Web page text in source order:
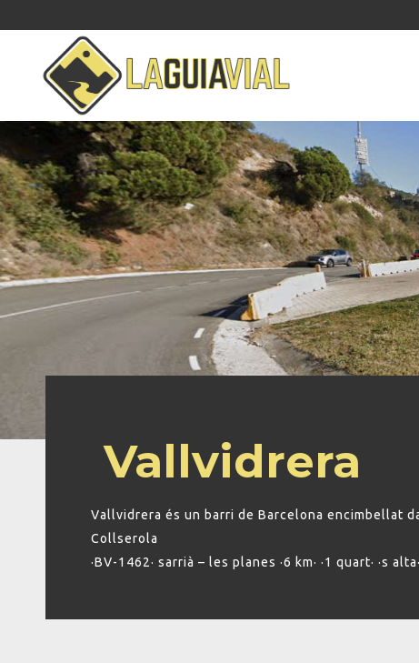
Vallvidrera
Vallvidrera és un barri de Barcelona encimbellat
Collserola
·BV-1462· sarrià – les planes ·6 km· ·1 quart· ·s alta·